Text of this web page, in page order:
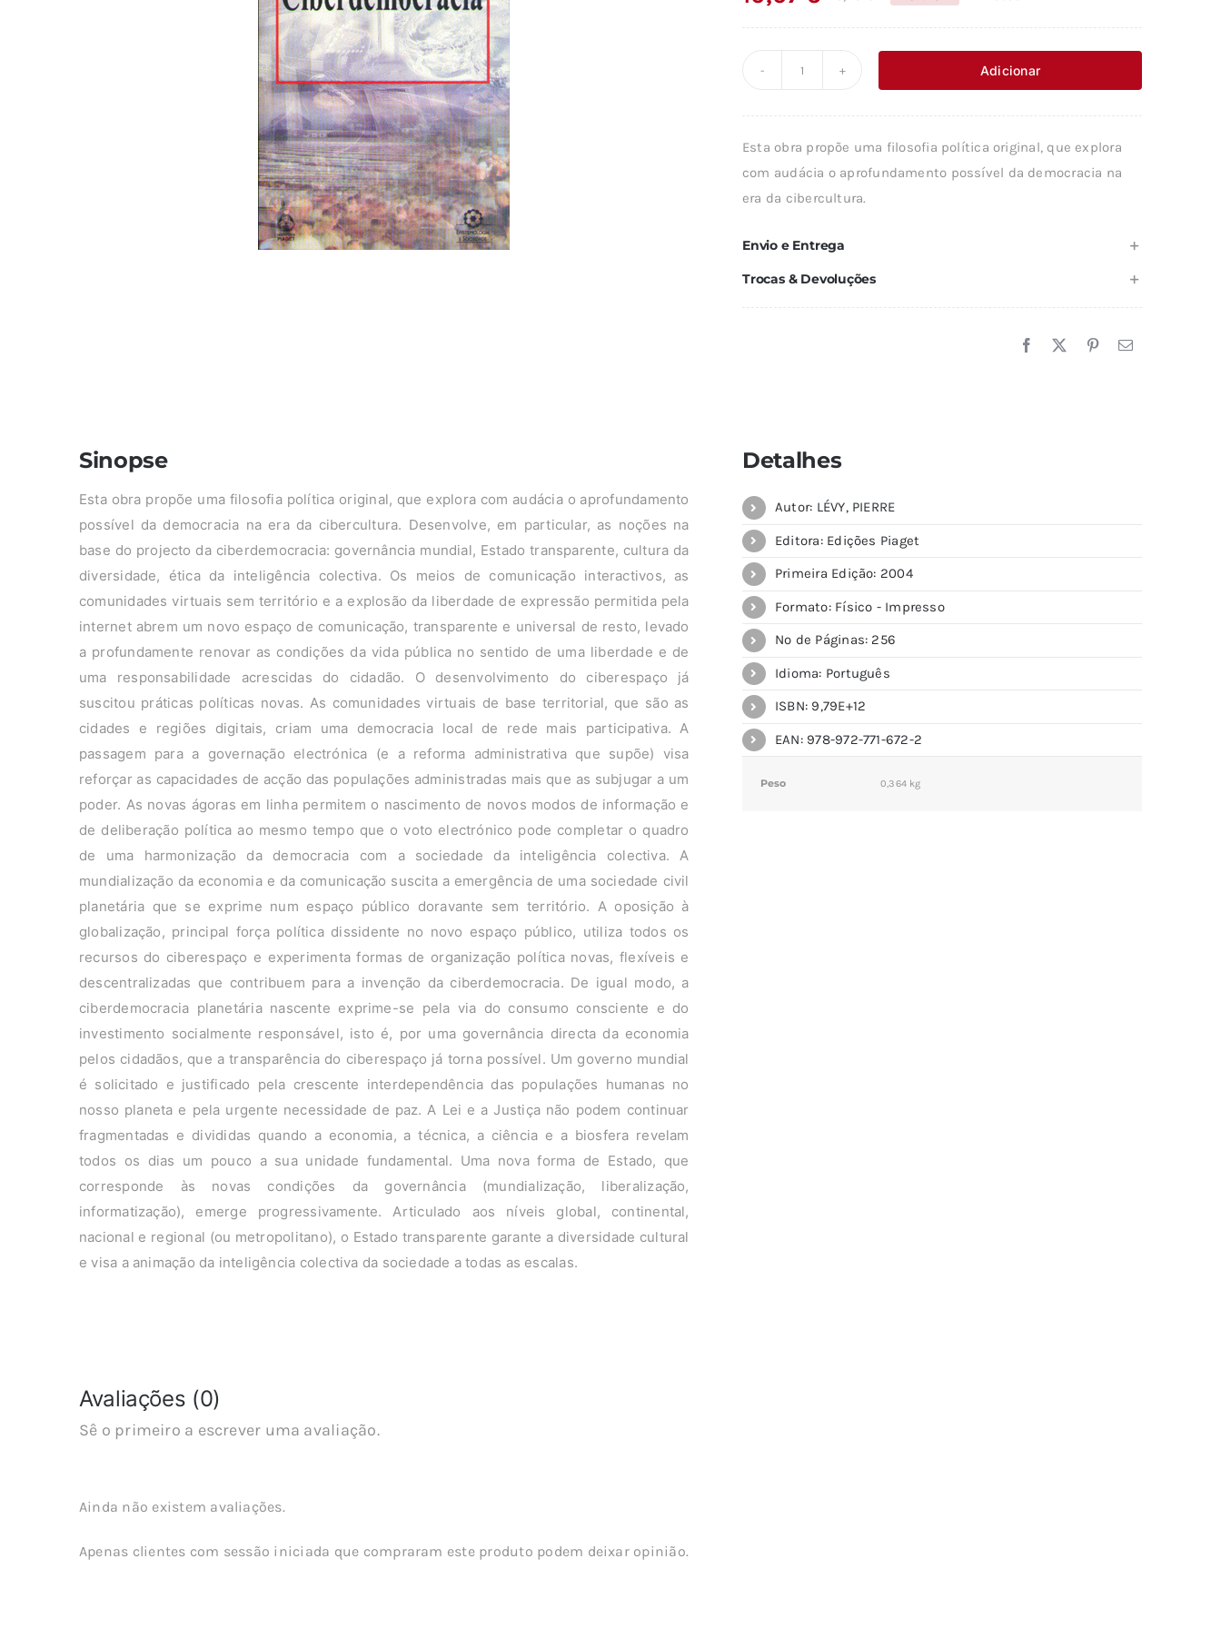
O
era:
O
é:
Adicionar
Esta obra propõe uma filosofia política original, que explora
com audácia o aprofundamento possível da democracia na
era da cibercultura.
Envio e Entrega
Trocas & Devoluções
Sinopse
Esta obra propõe uma filosofia política original, que explora com audácia o aprofundamento
possível da democracia na era da cibercultura. Desenvolve, em particular, as noções na
base do projecto da ciberdemocracia: governância mundial, Estado transparente, cultura da
diversidade, ética da inteligência colectiva. Os meios de comunicação interactivos, as
comunidades virtuais sem território e a explosão da liberdade de expressão permitida pela
internet abrem um novo espaço de comunicação, transparente e universal de resto, levado
a profundamente renovar as condições da vida pública no sentido de uma liberdade e de
uma responsabilidade acrescidas do cidadão. O desenvolvimento do ciberespaço já
suscitou práticas políticas novas. As comunidades virtuais de base territorial, que são as
cidades e regiões digitais, criam uma democracia local de rede mais participativa. A
passagem para a governação electrónica (e a reforma administrativa que supõe) visa
reforçar as capacidades de acção das populações administradas mais que as subjugar a um
poder. As novas ágoras em linha permitem o nascimento de novos modos de informação e
de deliberação política ao mesmo tempo que o voto electrónico pode completar o quadro
de uma harmonização da democracia com a sociedade da inteligência colectiva. A
mundialização da economia e da comunicação suscita a emergência de uma sociedade civil
planetária que se exprime num espaço público doravante sem território. A oposição à
globalização, principal força política dissidente no novo espaço público, utiliza todos os
recursos do ciberespaço e experimenta formas de organização política novas, flexíveis e
descentralizadas que contribuem para a invenção da ciberdemocracia. De igual modo, a
ciberdemocracia planetária nascente exprime-se pela via do consumo consciente e do
investimento socialmente responsável, isto é, por uma governância directa da economia
pelos cidadãos, que a transparência do ciberespaço já torna possível. Um governo mundial
é solicitado e justificado pela crescente interdependência das populações humanas no
nosso planeta e pela urgente necessidade de paz. A Lei e a Justiça não podem continuar
fragmentadas e divididas quando a economia, a técnica, a ciência e a biosfera revelam
todos os dias um pouco a sua unidade fundamental. Uma nova forma de Estado, que
corresponde às novas condições da governância (mundialização, liberalização,
informatização), emerge progressivamente. Articulado aos níveis global, continental,
nacional e regional (ou metropolitano), o Estado transparente garante a diversidade cultural
e visa a animação da inteligência colectiva da sociedade a todas as escalas.
Detalhes
Autor: LÉVY, PIERRE
Editora: Edições Piaget
Primeira Edição: 2004
Formato: Físico - Impresso
Nº de Páginas: 256
Idioma: Português
ISBN: 9,79E+12
EAN: 978-972-771-672-2
Peso 0,364 kg
Avaliações (0)
Sê o primeiro a escrever uma avaliação.
Ainda não existem avaliações.
Apenas clientes com sessão iniciada que compraram este produto podem deixar opinião.